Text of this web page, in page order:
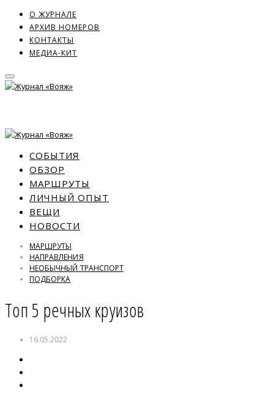
О ЖУРНАЛЕ
АРХИВ НОМЕРОВ
КОНТАКТЫ
МЕДИА-КИТ
СОБЫТИЯ
ОБЗОР
МАРШРУТЫ
ЛИЧНЫЙ ОПЫТ
ВЕЩИ
НОВОСТИ
МАРШРУТЫ
НАПРАВЛЕНИЯ
НЕОБЫЧНЫЙ ТРАНСПОРТ
ПОДБОРКА
Топ 5 речных круизов
16.05.2022